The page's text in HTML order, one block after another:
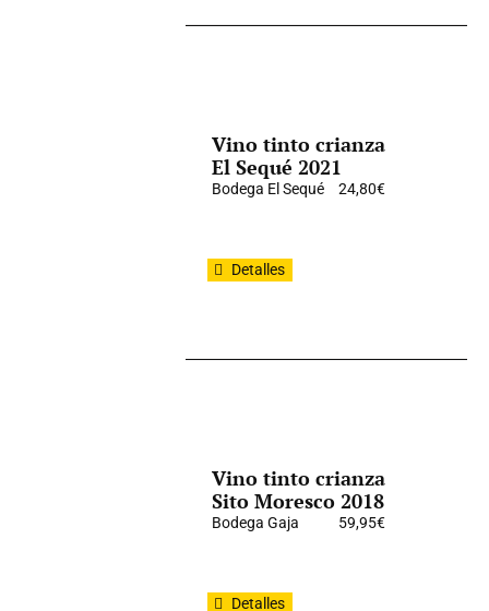
Vino tinto crianza
El Sequé 2021
Bodega El Sequé 24,80€
Detalles
Vino tinto crianza
Sito Moresco 2018
Bodega Gaja 59,95€
Detalles